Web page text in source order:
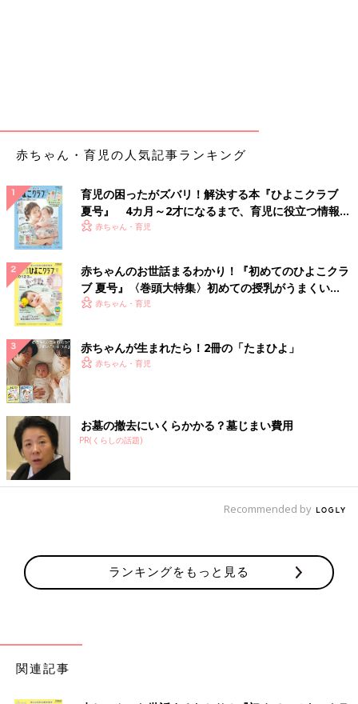
赤ちゃん・育児の人気記事ランキング
育児の困ったがズバリ！解決する本『ひよこクラブ
夏号』 4カ月～2才になるまで、育児に役立つ情報が
いっぱい！
赤ちゃん・育児
赤ちゃんのお世話まるわかり！『初めてのひよこクラ
ブ 夏号』〈巻頭大特集〉初めての授乳がうまくい
く！ おっぱい・ミルクの基本と夏のトラブル 解決テ
赤ちゃん・育児
赤ちゃんが生まれたら！2冊の「たまひよ」
赤ちゃん・育児
お墓の撤去にいくらかかる？墓じまい費用
PR(くらしの話題)
Recommended by
ランキングをもっと見る
関連記事